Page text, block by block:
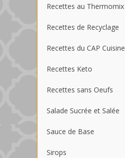
Recettes au Thermomix
Recettes de Recyclage
Recettes du CAP Cuisine
Recettes Keto
Recettes sans Oeufs
Salade Sucrée et Salée
Sauce de Base
Sirops